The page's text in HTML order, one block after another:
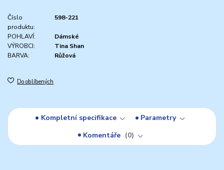
Číslo
produktu:
598-221
POHLAVÍ:
Dámské
VÝROBCI:
Tina Shan
BARVA:
Růžová
Do oblíbených
Kompletní specifikace
Parametry
Komentáře
0